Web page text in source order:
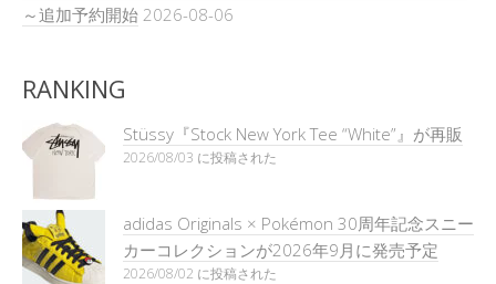
～追加予約開始 2026-08-06
RANKING
Stüssy『Stock New York Tee “White”』が再販
2026/08/03 に投稿された
adidas Originals × Pokémon 30周年記念スニー
カーコレクションが2026年9月に発売予定
2026/08/02 に投稿された